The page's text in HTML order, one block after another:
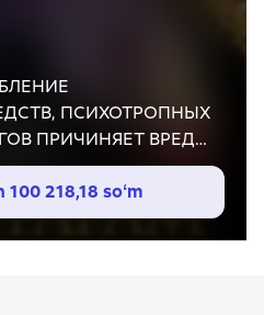
ПСИХОТРОПНЫХ
ПРИЧИНЯЕТ ВРЕД
ОБОРОТ
УСТАНОВЛЕННУЮ
ОТВЕТСТВЕННОСТЬ
один из самых
долгожданное
100 218,18 soʻm